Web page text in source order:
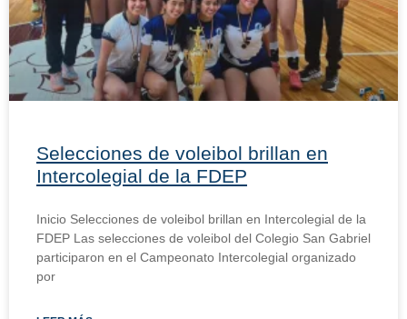
Selecciones de voleibol brillan en
Intercolegial de la FDEP
Inicio Selecciones de voleibol brillan en Intercolegial de la
FDEP Las selecciones de voleibol del Colegio San Gabriel
participaron en el Campeonato Intercolegial organizado
por